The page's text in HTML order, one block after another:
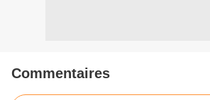
Commentaires